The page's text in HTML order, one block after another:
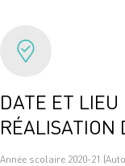
DATE ET LIEU
RÉALISATION
Année scolaire 2020-21